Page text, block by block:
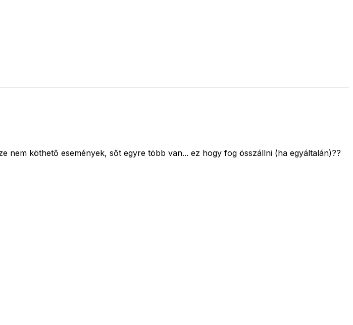
nem köthető események, sőt egyre több van... ez hogy fog összállni (ha egyáltalán)??